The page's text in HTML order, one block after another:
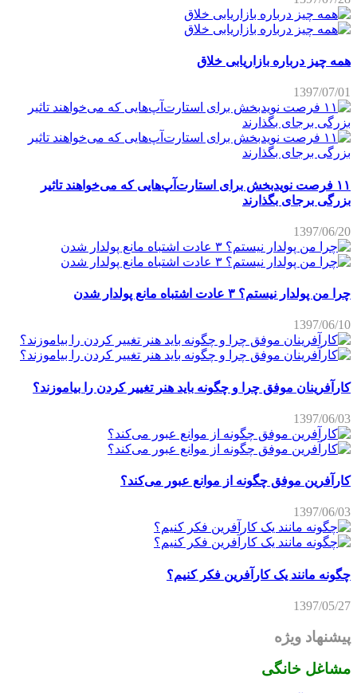
همه چیز درباره بازاریابی خلاق
1397/07/01
۱۱ فرصت نویدبخش برای استارت‌آپ‌هایی که می‌خواهند تاثیر
بزرگی برجای بگذارند
1397/06/20
چرا من پولدار نیستم؟ ۳ عادت اشتباه مانع پولدار شدن
1397/06/10
کارآفرینان موفق چرا و چگونه باید هنر تغییر کردن را بیاموزند؟
1397/06/03
کارآفرین موفق چگونه از موانع عبور می‌کند؟
1397/06/03
چگونه مانند یک کارآفرین فکر کنیم؟
1397/05/27
پیشنهاد ویژه
مشاغل خانگی